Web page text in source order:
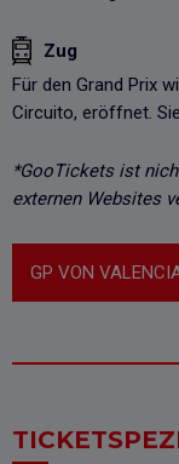
Zug
Für den Grand Prix
Circuito, eröffnet.
*GooTickets ist
externen Websites
GP VON